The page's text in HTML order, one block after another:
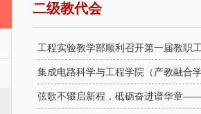
二级教代会
工程实验教学部顺利召开第一届教职
集成电路科学与工程学院（产教融合
弦歌不辍启新程，砥砺奋进谱华章——